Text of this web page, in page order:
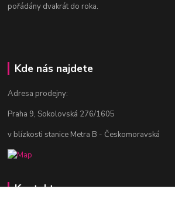
pořádány dvakrát do roka.
Kde nás najdete
Adresa prodejny:
Praha 9, Sokolovská 276/1605
v blízkosti stanice Metra B - Českomoravská
Kontakty